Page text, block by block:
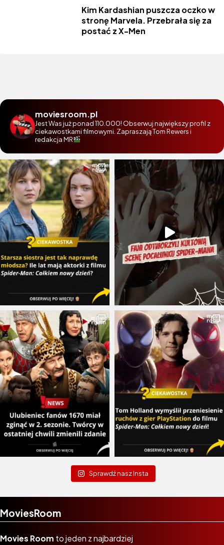
Kim Kardashian puszcza oczko w
stronę Marvela. Przebrała się za
postać z X-Men
moviesroom.pl
Jest Was już ponad 110.000! Obserwuj największy profil z
ciekawostkami filmowymi. Zapraszają Tom Rewers i
redakcja MR
Sprawdź nasz Insta
MoviesRoom
Movies Room to jeden z najbardziej